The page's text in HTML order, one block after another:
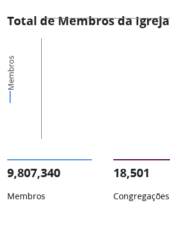
Total de Membros da Igreja
Membros
9,807,340
Membros
18,501
Congregações